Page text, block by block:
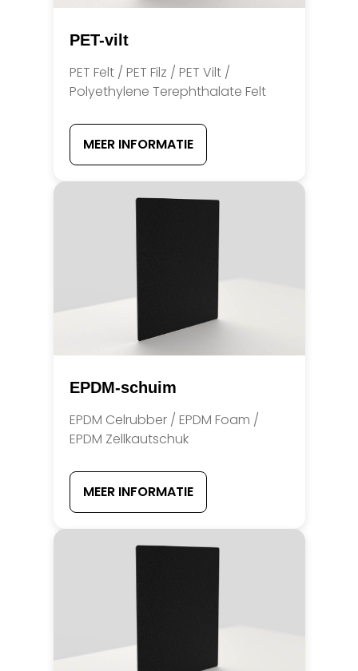
PET-vilt
PET Felt / PET Filz / PET Vilt /
Polyethylene Terephthalate Felt
MEER INFORMATIE
EPDM-schuim
EPDM Celrubber / EPDM Foam /
EPDM Zellkautschuk
MEER INFORMATIE